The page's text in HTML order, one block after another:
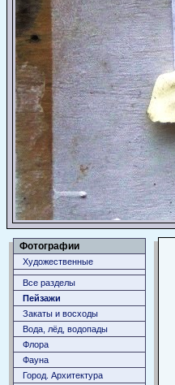
Фотографии
Художественные
Все разделы
Пейзажи
Закаты и восходы
Вода, лёд, водопады
Флора
Фауна
Город. Архитектура